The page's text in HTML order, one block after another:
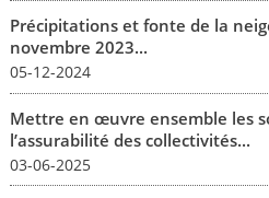
Précipitations et fonte de la
novembre 2023...
05-12-2024
Mettre en œuvre ensemble les
l’assurabilité des collectivités...
03-06-2025